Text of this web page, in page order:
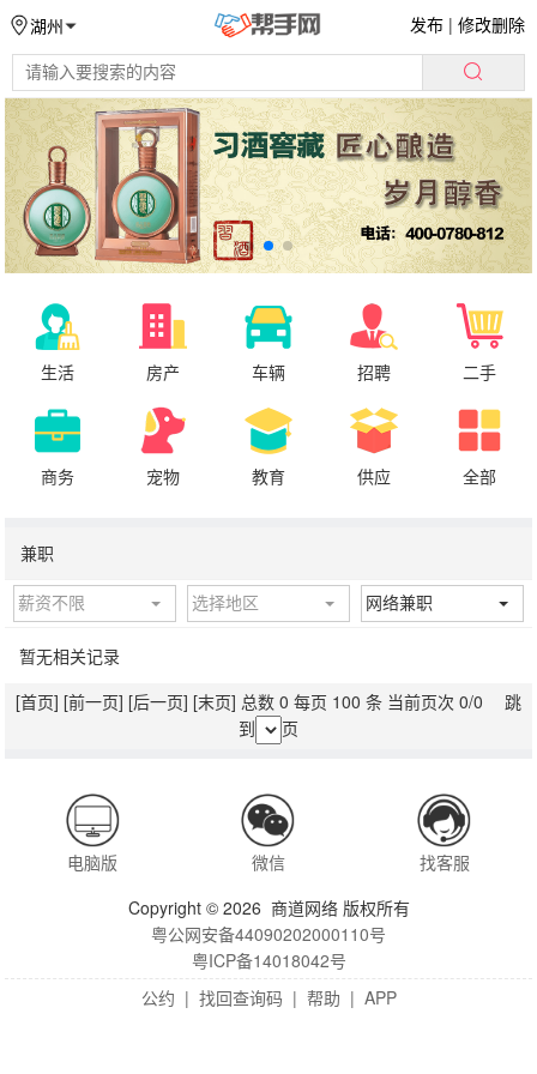
湖州 发布 |修改删除
生活 房产 车辆 招聘 二手
商务 宠物 教育 供应 全部
兼职
薪资不限 选择地区 网络兼职
暂无相关记录
[首页] [前一页] [后一页] [末页] 总数 0 每页 100 条 当前页次 0/0 跳
到
页
电脑版 微信
找客服
Copyright © 2026 商道网络 版权所有
粤公网安备44090202000110号
粤ICP备14018042号
公约 | 找回查询码 | 帮助 | APP